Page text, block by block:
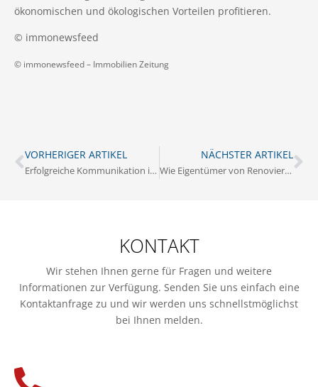
ökonomischen und ökologischen Vorteilen profitieren.
© immonewsfeed
© immonewsfeed – Immobilien Zeitung
VORHERIGER ARTIKEL
Erfolgreiche Kommunikation in der Nachbarschaft: Tipps für Eigentümer
NÄCHSTER ARTIKEL
Wie Eigentümer von Renovierungsdarlehen profitieren können
KONTAKT
Wir stehen Ihnen gerne für Fragen und weitere
Informationen zur Verfügung. Senden Sie uns einfach eine
Kontaktanfrage zu und wir werden uns schnellstmöglichst
bei Ihnen melden.